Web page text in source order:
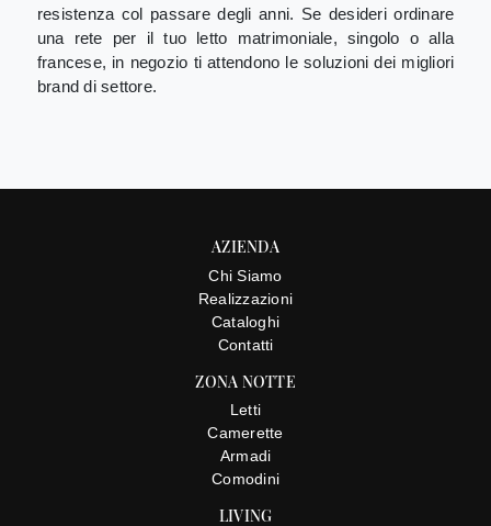
resistenza col passare degli anni. Se desideri ordinare
una rete per il tuo letto matrimoniale, singolo o alla
francese, in negozio ti attendono le soluzioni dei migliori
brand di settore.
LIVING
ZONA NOTTE
Letti
Camerette
Armadi
Comodini
AZIENDA
Chi Siamo
Realizzazioni
Cataloghi
Contatti